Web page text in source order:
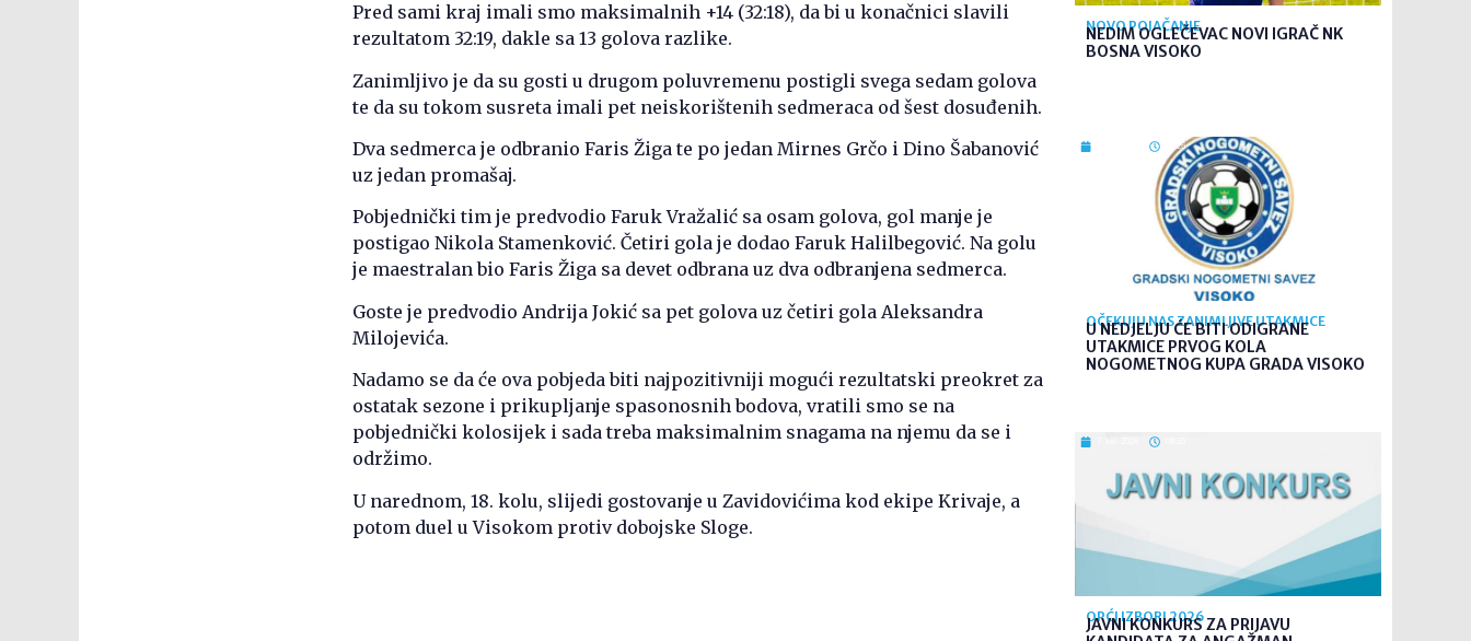
Pred sami kraj imali smo maksimalnih +14 (32:18), da bi u konačnici slavili
rezultatom 32:19, dakle sa 13 golova razlike.
Zanimljivo je da su gosti u drugom poluvremenu postigli svega sedam golova
te da su tokom susreta imali pet neiskorištenih sedmeraca od šest dosuđenih.
Dva sedmerca je odbranio Faris Žiga te po jedan Mirnes Grčo i Dino Šabanović
uz jedan promašaj.
Pobjednički tim je predvodio Faruk Vražalić sa osam golova, gol manje je
postigao Nikola Stamenković. Četiri gola je dodao Faruk Halilbegović. Na golu
je maestralan bio Faris Žiga sa devet odbrana uz dva odbranjena sedmerca.
Goste je predvodio Andrija Jokić sa pet golova uz četiri gola Aleksandra
Milojevića.
Nadamo se da će ova pobjeda biti najpozitivniji mogući rezultatski preokret za
ostatak sezone i prikupljanje spasonosnih bodova, vratili smo se na
pobjednički kolosijek i sada treba maksimalnim snagama na njemu da se i
održimo.
U narednom, 18. kolu, slijedi gostovanje u Zavidovićima kod ekipe Krivaje, a
potom duel u Visokom protiv dobojske Sloge.
NOVO POJAČANJE
NEDIM OGLEČEVAC NOVI IGRAČ NK
BOSNA VISOKO
09:26
OČEKUJU NAS ZANIMLJIVE UTAKMICE
U NEDJELJU ĆE BITI ODIGRANE
UTAKMICE PRVOG KOLA
NOGOMETNOG KUPA GRADA VISOKO
OPĆI IZBORI 2026
JAVNI KONKURS ZA PRIJAVU